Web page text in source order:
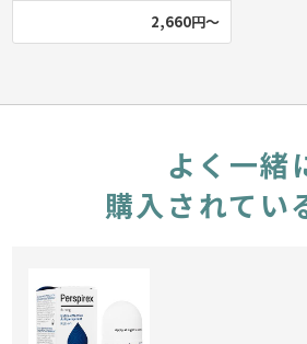
2,660円～
よく一緒
購入されてい